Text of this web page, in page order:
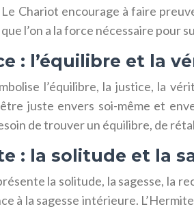
Chariot encourage à faire
l’on a la force nécessaire pour
: l’équilibre et la
l’équilibre, la justice, la
juste envers soi-même et
de trouver un équilibre, de
: la solitude et la
la solitude, la sagesse, la
à la sagesse intérieure.